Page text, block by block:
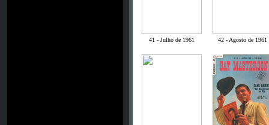
41 - Julho de 1961 42 - Agosto de 1961